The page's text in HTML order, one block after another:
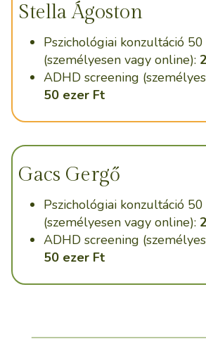
Stella Ágoston
Pszichológiai konzultáció
(személyesen vagy online):
ADHD screening
50 ezer Ft
Gacs Gergő
Pszichológiai konzultáció
(személyesen vagy online):
ADHD screening
50 ezer Ft